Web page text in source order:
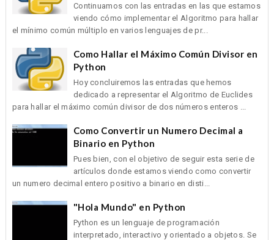
Continuamos con las entradas en las que estamos
viendo cómo implementar el Algoritmo para hallar
el mínimo común múltiplo en varios lenguajes de pr...
Como Hallar el Máximo Común Divisor en
Python
Hoy concluiremos las entradas que hemos
dedicado a representar el Algoritmo de Euclides
para hallar el máximo común divisor de dos números enteros ...
Como Convertir un Numero Decimal a
Binario en Python
Pues bien, con el objetivo de seguir esta serie de
artículos donde estamos viendo como convertir
un numero decimal entero positivo a binario en disti...
"Hola Mundo" en Python
Python es un lenguaje de programación
interpretado, interactivo y orientado a objetos. Se